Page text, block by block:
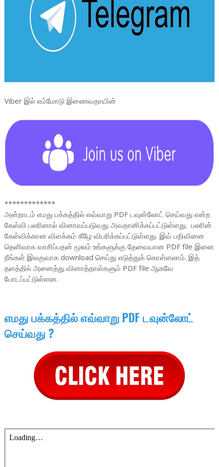
Viber இல் எம்மோடு இணைவதாயின்
*************
அன்றாடம் எமது பக்கத்தில் எவ்வாறு PDF டவுன்லோட் செய்வது என்ற
கேள்வி பலரினால் வினாவப்படுவது அவதானிக்கப்பட்டுள்ளது. பலரின்
கேள்விக்கான விளக்கம் கீழே விபரிக்கப்பட்டுள்ளது. இவ் பதிவினை
தெளிவாக வாசிப்பதன் மூலம் உங்களுக்கு தேவையான PDF file இனை
நீங்கள் இலகுவாக download செய்து எடுத்துக் கொள்ளலாம். இத்
தளத்தில் அனைத்து வினாத்தாள்களும் PDF file ஆகவே
போடப்பட்டுள்ளன.
எமது பக்கத்தில் எவ்வாறு PDF டவுன்லோட்
செய்வது ?